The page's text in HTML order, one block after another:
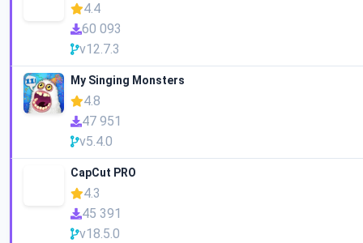
4.4
60 093
v12.7.3
My Singing Monsters
4.8
47 951
v5.4.0
CapCut PRO
4.3
45 391
v18.5.0